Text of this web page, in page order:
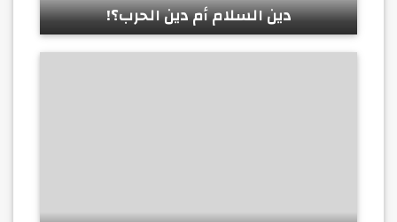
دين السلام أم دين الحرب؟!